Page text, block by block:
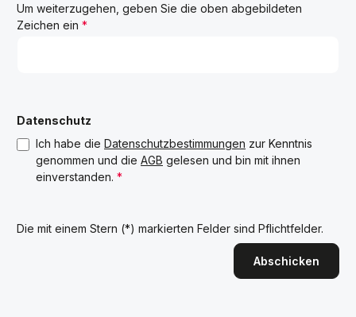
Um weiterzugehen, geben Sie die oben abgebildeten
Zeichen ein *
Datenschutz
Ich habe die Datenschutzbestimmungen zur Kenntnis
genommen und die AGB gelesen und bin mit ihnen
einverstanden. *
Die mit einem Stern (*) markierten Felder sind Pflichtfelder.
Abschicken